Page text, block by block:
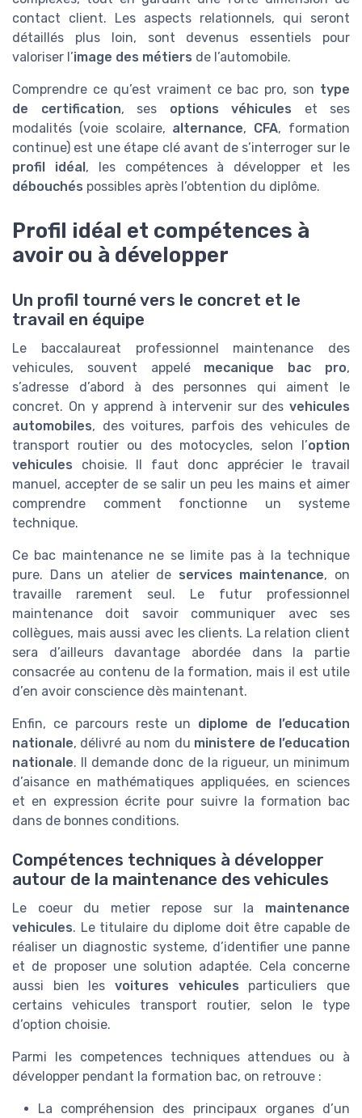
contact client. Les aspects relationnels, qui seront
détaillés plus loin, sont devenus essentiels pour
valoriser l’image des métiers de l’automobile.
Comprendre ce qu’est vraiment ce bac pro, son type
de certification, ses options véhicules et ses
modalités (voie scolaire, alternance, CFA, formation
continue) est une étape clé avant de s’interroger sur le
profil idéal , les compétences à développer et les
débouchés possibles après l’obtention du diplôme.
Profil idéal et compétences à
avoir ou à développer
Un profil tourné vers le concret et le
travail en équipe
Le baccalaureat professionnel maintenance des
vehicules, souvent appelé mecanique bac pro,
s’adresse d’abord à des personnes qui aiment le
concret. On y apprend à intervenir sur des vehicules
automobiles, des voitures, parfois des vehicules de
transport routier ou des motocycles, selon l’option
vehicules choisie. Il faut donc apprécier le travail
manuel, accepter de se salir un peu les mains et aimer
comprendre comment fonctionne un systeme
technique.
Ce bac maintenance ne se limite pas à la technique
pure. Dans un atelier de services maintenance, on
travaille rarement seul. Le futur professionnel
maintenance doit savoir communiquer avec ses
collègues, mais aussi avec les clients. La relation client
sera d’ailleurs davantage abordée dans la partie
consacrée au contenu de la formation, mais il est utile
d’en avoir conscience dès maintenant.
Enfin, ce parcours reste un diplome de l’education
nationale, délivré au nom du ministere de l’education
nationale. Il demande donc de la rigueur, un minimum
d’aisance en mathématiques appliquées, en sciences
et en expression écrite pour suivre la formation bac
dans de bonnes conditions.
Compétences techniques à développer
autour de la maintenance des vehicules
Le coeur du metier repose sur la maintenance
vehicules. Le titulaire du diplome doit être capable de
réaliser un diagnostic systeme, d’identifier une panne
et de proposer une solution adaptée. Cela concerne
aussi bien les voitures vehicules particuliers que
certains vehicules transport routier, selon le type
d’option choisie.
Parmi les competences techniques attendues ou à
développer pendant la formation bac, on retrouve :
La compréhension des principaux organes d’un